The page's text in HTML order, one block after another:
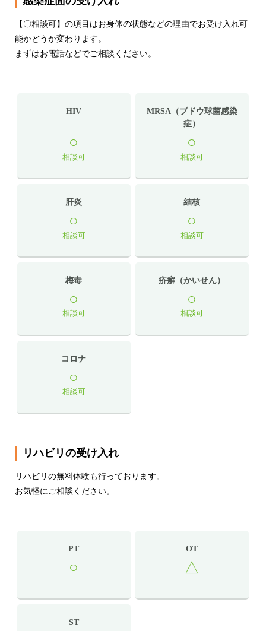
【〇相談可】の項目はお身体の状態などの理由でお受け入れ可
能かどうか変わります。
まずはお電話などでご相談ください。
HIV
○
相談可
MRSA（ブドウ球菌感染
症）
○
相談可
肝炎
○
相談可
結核
○
相談可
梅毒
○
相談可
疥癬（かいせん）
○
相談可
コロナ
○
相談可
リハビリの受け入れ
リハビリの無料体験も行っております。
お気軽にご相談ください。
PT
○
OT
△
ST